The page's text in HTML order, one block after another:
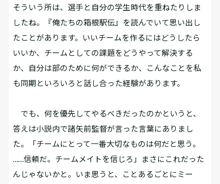
そういう所は、選手と自分の学生時代を重ねたりしま
したね。『俺たちの箱根駅伝』を読んでいて思い出し
たことがあります。いいチームを作るにはどうしたら
いいか、チームとしての課題をどうやって解決する
か、自分は部のために何ができるか、こんなことを私
も同期といろいろと話し合った経験があります。
でも、何を優先してやるべきだったのかというと、
答えは小説内で諸矢前監督が言った言葉にありまし
た。「チームにとって一番大切なものは何だと思う。
……信頼だ。チームメイトを信じろ」まさにこれだった
んじゃないかと。いま思うと、ことあるごとにミー